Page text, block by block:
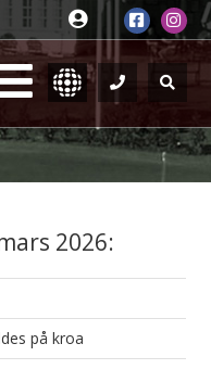
2026:
på kroa